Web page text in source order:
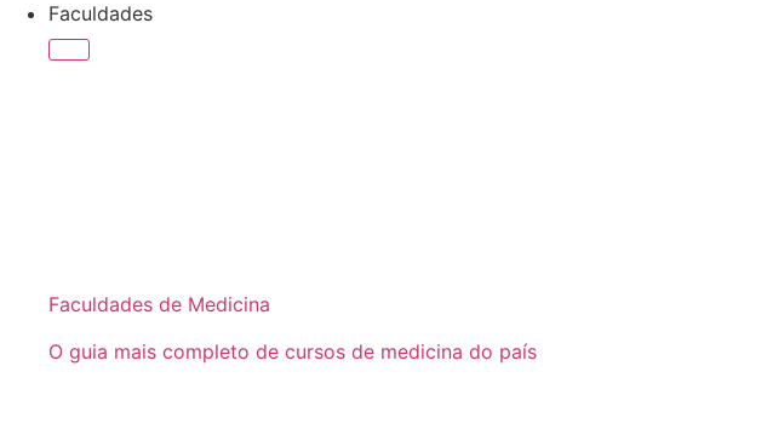
Faculdades
Faculdades de Medicina
O guia mais completo de cursos de medicina do país